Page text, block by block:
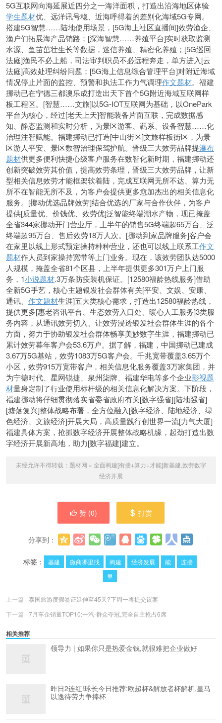
5G互联网向海延展近四分之一海洋面积，打造出沿海地区体验
学生题材优、远洋讯号稳、近海呼得着的差别化海域5G专网。
搭建5G智慧……陆地使用场景，[5G海上社区直播间]效劳渔企、
渔户们拓展海产品销路；[深海智慧……养殖平台]实时获取监测
水源、鱼苗茁壮生长等数据，迷信养殖、精密化养殖；[5G巡回
法庭]渔民不必上船，司法审判职员不必远程奔走，单方进入[云
法庭]高效处理纠纷问题；[5G海上信息综合管理平台]对附近海域
情况停止片面的监控、预警和执法工作力气调理作文题材。福建
挪动已在宁德三都澳乐成打造出天下首个5G附近海域互联网样
板工程区。[智慧……文旅]以5G-IOT互联网为基础，以OnePark
平台为核心，经过[老天上天]智能装备片面互联，完成数据感
知、静态监测和实时分析，为景区游客、羁系、设备智慧……化
治理注智赋能。福建挪动已打造[中山街区]文旅样板街区，为景
区游人平安、景区数智治理保驾护航。晋级三大效劳品牌提瀑布
题材供更多便利快捷心级客户服务在数智化新时期，福建挪动还
创新突破效劳其价值，提高效劳条理，晋级三大效劳品牌，让新
型相关信息效劳才能框架软着陆，完成互联网无所不达、算力无
所不在智能无所不及，为客户会提供更多愈加杰出的相关信息化
服务。[挪动优选品牌效劳]结合优选的厂家与合作伙伴，为客户
提供[质量优、价钱优、效劳优]泛智能终端潮水产物，现已掩盖
全省344家挪动开门营业厅，上半年的销售5G终端超65万台、泛
终端超95万台、售后效劳18万人次。[挪动到家品牌服务]客户会
在家里以线上形式预定操持种种营业，还也可以线上联系工作文
题材作人员到家操持宽带等上门业务。现在，该效劳团队达5000
人规模，掩盖全省81个区县，上半年提供更多301万户上门服
务，1小说题材.3万条防疫装机保证。[12580福龄热线服务]借助
全新5G手艺，核心主题银发社会群体有关[平安、文娱、安康、
通讯、 作文题材生涯]五大类核心需求，打造出12580福龄热线，
提供更多[惠老咨讯平台、生态效劳入口处、暖心人工服务]3类服
务内容，从通讯效劳切入、让效劳浸透银发社会群体生涯的各个
方面，努力于协助银发社会群体畅享美妙数字生涯，福建挪动已
累计效劳暮年客户会53.6万户。据了解，福建，中国挪动已建成
3.67万5G基站，效劳1083万5G客户会。千兆宽带覆盖3.65万个
小区，效劳915万宽带客户，相关信息化服务覆盖3万家集团，并
为宁德时代、星网锐捷、泉州柒牌、福建华电等多个企业影视题
材量身定制了行业使用标杆级的相关信息化解决方案。下阶段，
福建挪动将仔细贯彻落实省委省政府有关[数字强省][陆地强省]
[墟落复兴]整体战略布署，全方位融入[数字经济、陆地经济、绿
色经济、文旅经济]开展大局，高质量践行创世界一流[力气大厦]
福建具体方案，抢抓数字经济开展整体战略机缘，起劲打造出数
字经济开展新高地，助力[数字福建]建立。
未经允许不得转载： 题材网 » 全面构建[衔接+算力+才能]新基建,效劳数字
经济开展
赞 (0) 打赏
分享到：
标签：
基建 微商哪里找 构建 经济发展 能
连接
里
上一篇
泰国旅游度假签证延伸至45天?下周一将提交议案
下一篇
7月车企销量TOP10:一汽-群众夺冠,完全自主抢占6席
相关推荐
领导力 | 如果你只是热爱金钱,就很难把企业做好
昨日2连红!球长今日推荐:欧超杯&解放者杯解析,皇马
以逸待劳力争捧杯